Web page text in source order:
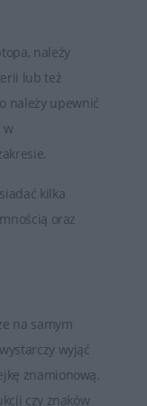
czas pracy
bez
jonowa,
może
skrócenia
zdolności do
oferują
z
należy
lub też
należy upewnić
w
kilka
oraz
na samym
wyjąć
znamionową.
czy znaków